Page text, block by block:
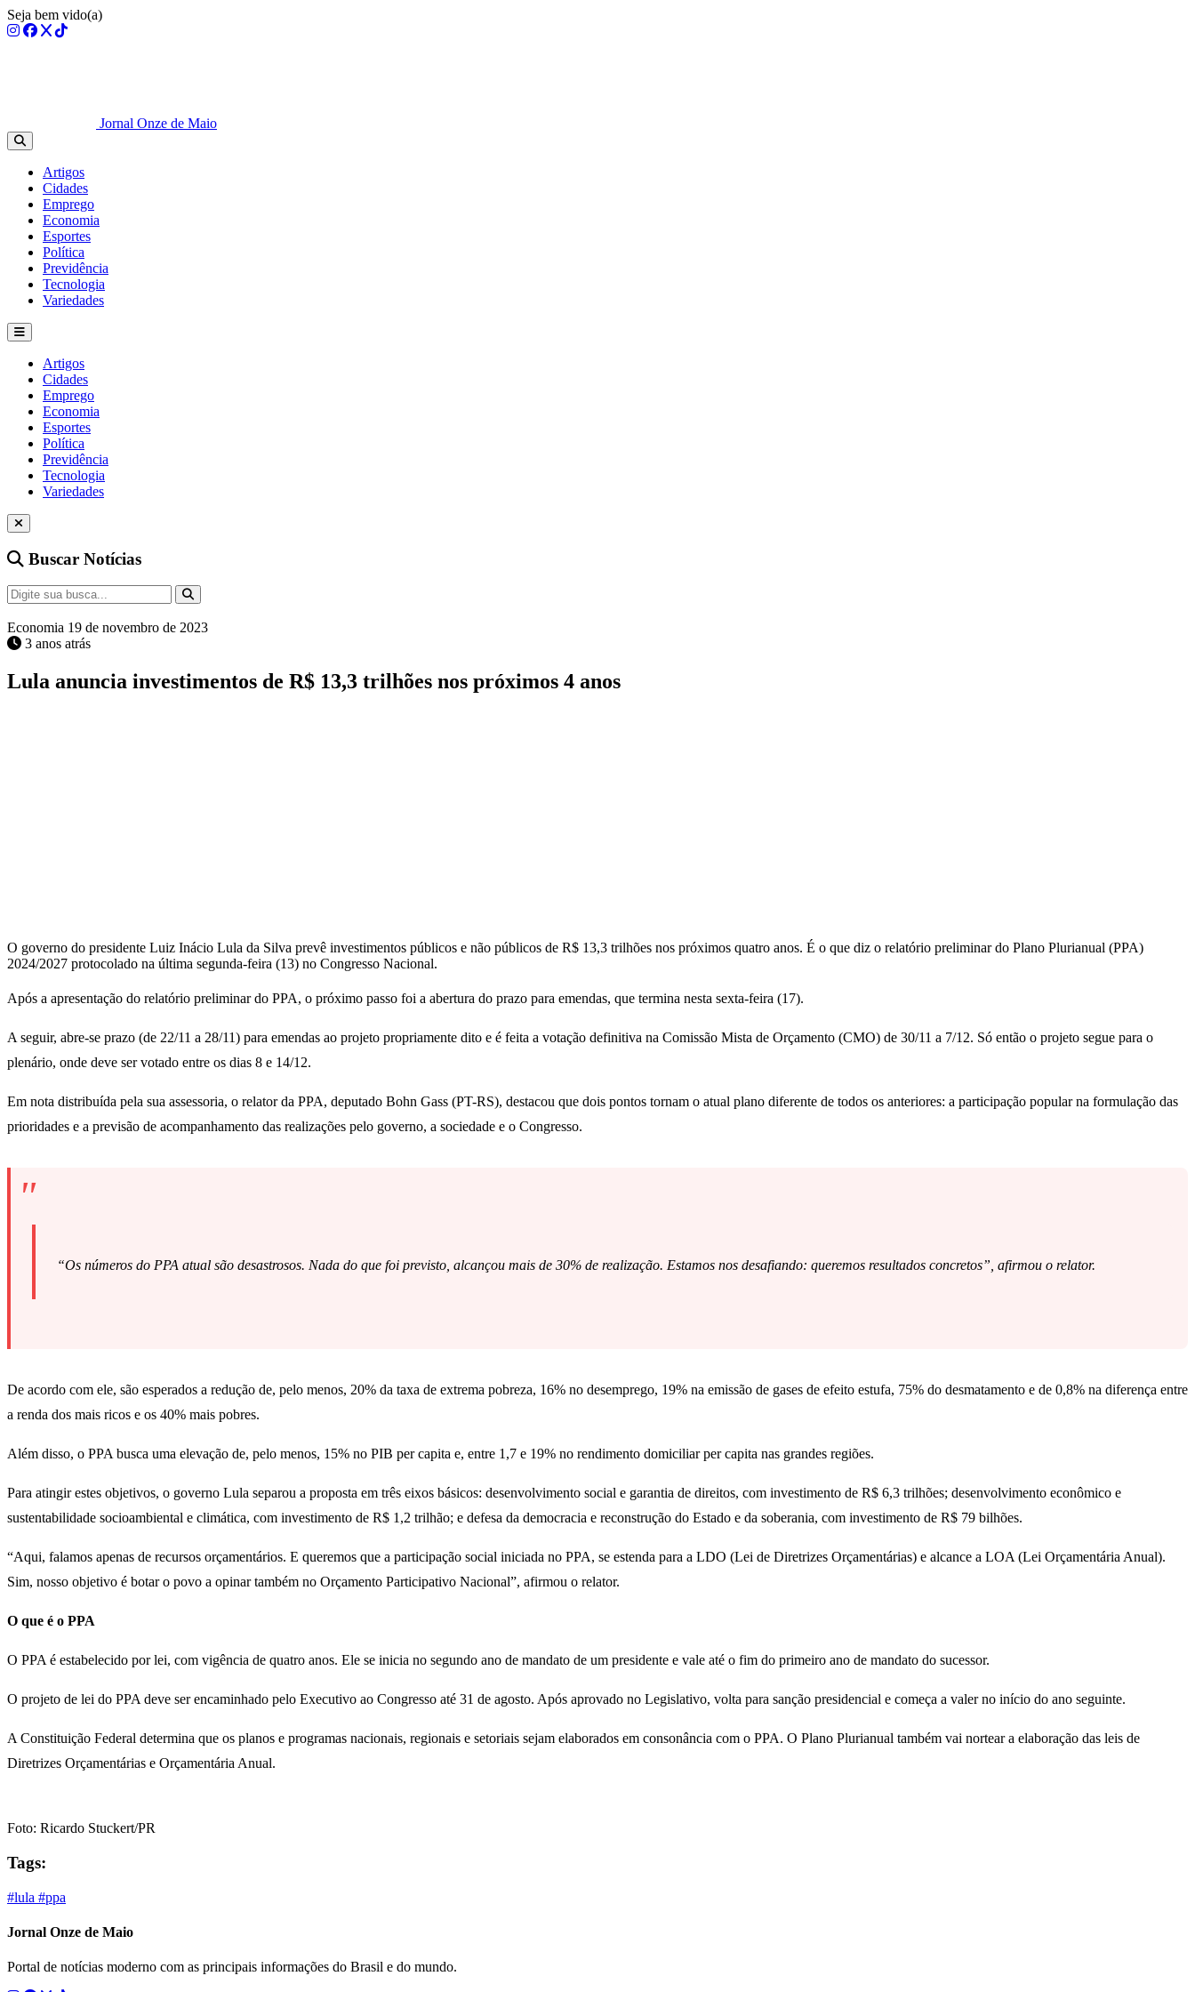
Seja bem vido(a)
Jornal Onze de Maio
Artigos
Cidades
Emprego
Economia
Esportes
Política
Previdência
Tecnologia
Variedades
Artigos
Cidades
Emprego
Economia
Esportes
Política
Previdência
Tecnologia
Variedades
Buscar Notícias
Economia 19 de novembro de 2023
3 anos atrás
Lula anuncia investimentos de R$ 13,3 trilhões nos próximos 4 anos
O governo do presidente Luiz Inácio Lula da Silva prevê investimentos públicos e não públicos de R$ 13,3 trilhões nos próximos quatro anos. É o que diz o relatório preliminar do Plano Plurianual (PPA)
2024/2027 protocolado na última segunda-feira (13) no Congresso Nacional.
Após a apresentação do relatório preliminar do PPA, o próximo passo foi a abertura do prazo para emendas, que termina nesta sexta-feira (17).
A seguir, abre-se prazo (de 22/11 a 28/11) para emendas ao projeto propriamente dito e é feita a votação definitiva na Comissão Mista de Orçamento (CMO) de 30/11 a 7/12. Só então o projeto segue para o
plenário, onde deve ser votado entre os dias 8 e 14/12.
Em nota distribuída pela sua assessoria, o relator da PPA, deputado Bohn Gass (PT-RS), destacou que dois pontos tornam o atual plano diferente de todos os anteriores: a participação popular na formulação das
prioridades e a previsão de acompanhamento das realizações pelo governo, a sociedade e o Congresso.
“Os números do PPA atual são desastrosos. Nada do que foi previsto, alcançou mais de 30% de realização. Estamos nos desafiando: queremos resultados concretos”, afirmou o relator.
De acordo com ele, são esperados a redução de, pelo menos, 20% da taxa de extrema pobreza, 16% no desemprego, 19% na emissão de gases de efeito estufa, 75% do desmatamento e de 0,8% na diferença entre
a renda dos mais ricos e os 40% mais pobres.
Além disso, o PPA busca uma elevação de, pelo menos, 15% no PIB per capita e, entre 1,7 e 19% no rendimento domiciliar per capita nas grandes regiões.
Para atingir estes objetivos, o governo Lula separou a proposta em três eixos básicos: desenvolvimento social e garantia de direitos, com investimento de R$ 6,3 trilhões; desenvolvimento econômico e
sustentabilidade socioambiental e climática, com investimento de R$ 1,2 trilhão; e defesa da democracia e reconstrução do Estado e da soberania, com investimento de R$ 79 bilhões.
“Aqui, falamos apenas de recursos orçamentários. E queremos que a participação social iniciada no PPA, se estenda para a LDO (Lei de Diretrizes Orçamentárias) e alcance a LOA (Lei Orçamentária Anual).
Sim, nosso objetivo é botar o povo a opinar também no Orçamento Participativo Nacional”, afirmou o relator.
O que é o PPA
O PPA é estabelecido por lei, com vigência de quatro anos. Ele se inicia no segundo ano de mandato de um presidente e vale até o fim do primeiro ano de mandato do sucessor.
O projeto de lei do PPA deve ser encaminhado pelo Executivo ao Congresso até 31 de agosto. Após aprovado no Legislativo, volta para sanção presidencial e começa a valer no início do ano seguinte.
A Constituição Federal determina que os planos e programas nacionais, regionais e setoriais sejam elaborados em consonância com o PPA. O Plano Plurianual também vai nortear a elaboração das leis de
Diretrizes Orçamentárias e Orçamentária Anual.
Foto: Ricardo Stuckert/PR
Tags:
#lula #ppa
Jornal Onze de Maio
Portal de notícias moderno com as principais informações do Brasil e do mundo.